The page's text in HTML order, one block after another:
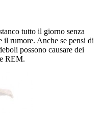
tutto il giorno senza
il rumore. Anche se pensi di
possono causare dei
REM.